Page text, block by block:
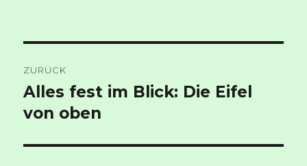
ZURÜCK
Vorheriger
Beitrag:
Alles fest im Blick: Die Eifel
von oben